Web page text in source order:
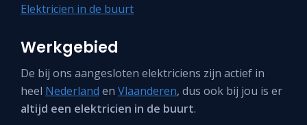
Elektricien in de buurt
Werkgebied
De bij ons aangesloten elektriciens zijn actief in
heel Nederland en Vlaanderen, dus ook bij jou is er
altijd een elektricien in de buurt.